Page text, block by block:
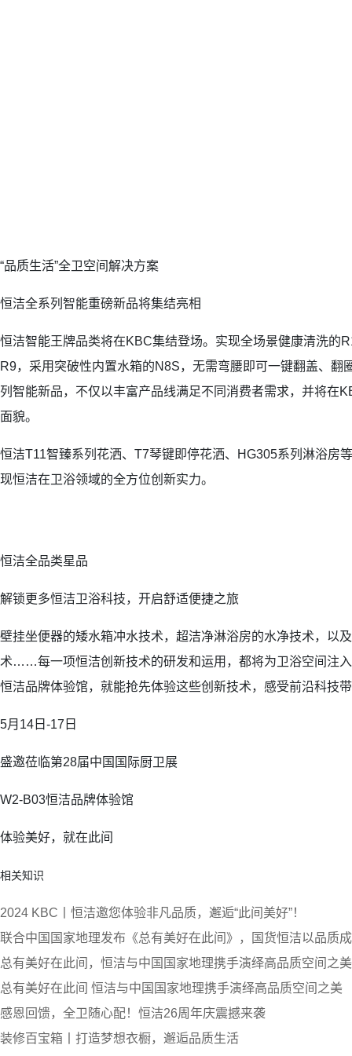
“品质生活”全卫空间解决方案
恒洁全系列智能重磅新品将集结亮相
恒洁智能王牌品类将在KBC集结登场。实现全场景健康清洗的
R9，采用突破性内置水箱的N8S，无需弯腰即可一键翻盖、
列智能新品，不仅以丰富产品线满足不同消费者需求，并将在
面貌。
恒洁T11智臻系列花洒、T7琴键即停花洒、HG305系列淋浴房
现恒洁在卫浴领域的全方位创新实力。
恒洁全品类星品
解锁更多恒洁卫浴科技，开启舒适便捷之旅
壁挂坐便器的矮水箱冲水技术，超洁净淋浴房的水净技术，以
术……每一项恒洁创新技术的研发和运用，都将为卫浴空间注
恒洁品牌体验馆，就能抢先体验这些创新技术，感受前沿科技
5月14日-17日
盛邀莅临第28届中国国际厨卫展
W2-B03恒洁品牌体验馆
体验美好，就在此间
相关知识
2024 KBC丨恒洁邀您体验非凡品质，邂逅“此间美好”！
联合中国国家地理发布《总有美好在此间》，国货恒洁以品质
总有美好在此间，恒洁与中国国家地理携手演绎高品质空间之美
总有美好在此间 恒洁与中国国家地理携手演绎高品质空间之美
感恩回馈，全卫随心配！恒洁26周年庆震撼来袭
装修百宝箱丨打造梦想衣橱，邂逅品质生活